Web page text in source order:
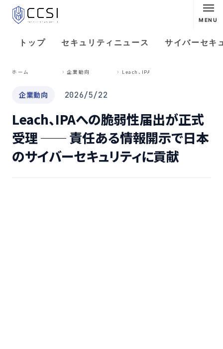
MENU
トップ セキュリティニュース サイバーセキ
ホーム 企業動向
企業動向 2026/5/22
Leach、IPAへの脆弱性届出が正式
受理 ── 責任ある情報開示で日本
のサイバーセキュリティに貢献